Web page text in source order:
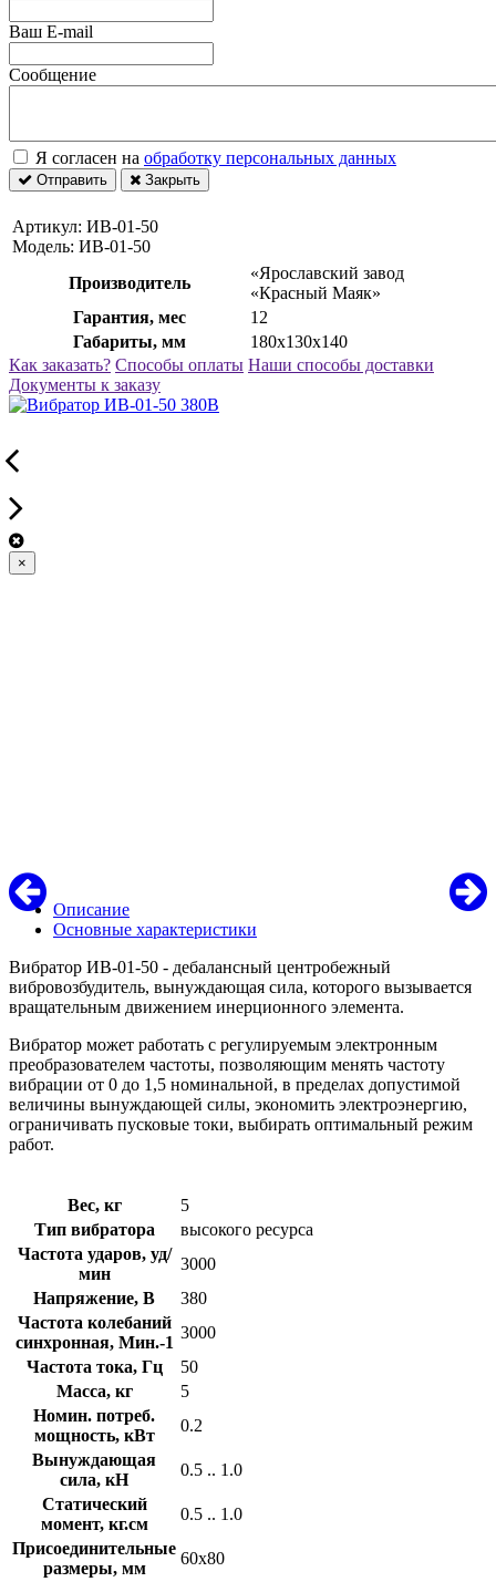
Ваш E-mail
Сообщение
Я согласен на обработку персональных данных
Отправить Закрыть
Артикул: ИВ-01-50
Модель: ИВ-01-50
Производитель
«Ярославский завод
«Красный Маяк»
Гарантия, мес
12
Габариты, мм
180х130х140
Как заказать? Способы оплаты Наши способы доставки
Документы к заказу
×
Описание
Основные характеристики
Вибратор ИВ-01-50 - дебалансный центробежный
вибровозбудитель, вынуждающая сила, которого вызывается
вращательным движением инерционного элемента.
Вибратор может работать с регулируемым электронным
преобразователем частоты, позволяющим менять частоту
вибрации от 0 до 1,5 номинальной, в пределах допустимой
величины вынуждающей силы, экономить электроэнергию,
ограничивать пусковые токи, выбирать оптимальный режим
работ.
Вес, кг
5
Тип вибратора
высокого ресурса
Частота ударов, уд/
мин
3000
Напряжение, В
380
Частота колебаний
синхронная, Мин.-1
3000
Частота тока, Гц
50
Масса, кг
5
Номин. потреб.
мощность, кВт
0.2
Вынуждающая
сила, кН
0.5 .. 1.0
Статический
момент, кг.см
0.5 .. 1.0
Присоединительные
размеры, мм
60х80